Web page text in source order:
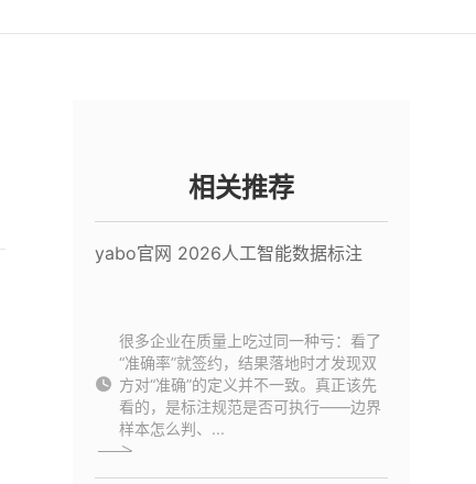
相关推荐
yabo官网 2026人工智能数据标注
很多企业在质量上吃过同一种亏：看了
“准确率”就签约，结果落地时才发现双
方对“准确”的定义并不一致。真正该先
看的，是标注规范是否可执行——边界
样本怎么判、...